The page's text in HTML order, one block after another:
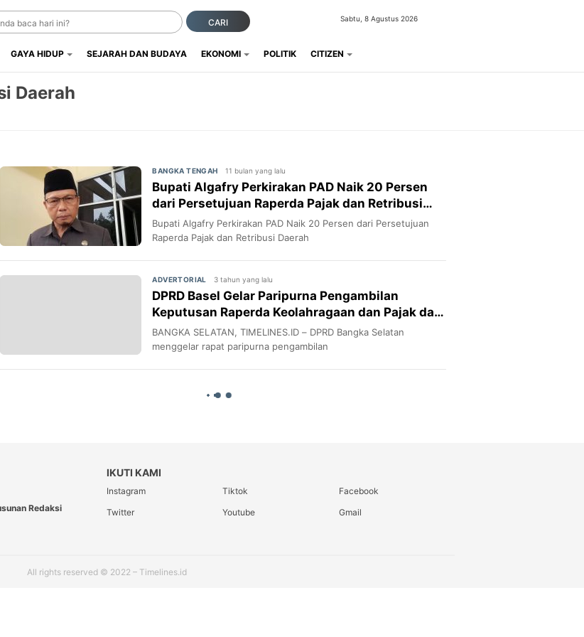
CARI Sabtu, 8 Agustus 2026
GAYA HIDUP SEJARAH DAN BUDAYA EKONOMI POLITIK CITIZEN
Daerah
BANGKA TENGAH 11 bulan yang lalu
Bupati Algafry Perkirakan PAD Naik 20 Persen
dari Persetujuan Raperda Pajak dan Retribusi
Daerah
Bupati Algafry Perkirakan PAD Naik 20 Persen dari Persetujuan
Raperda Pajak dan Retribusi Daerah
ADVERTORIAL 3 tahun yang lalu
DPRD Basel Gelar Paripurna Pengambilan
Keputusan Raperda Keolahragaan dan Pajak dan
Retrisbusi Daerah
BANGKA SELATAN, TIMELINES.ID – DPRD Bangka Selatan
menggelar rapat paripurna pengambilan
Redaksi
IKUTI KAMI
Instagram Tiktok
Facebook
Twitter
Youtube Gmail
All rights reserved © 2022 – Timelines.id